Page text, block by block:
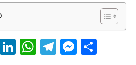
Reddit
LinkedIn
WhatsApp
Telegram